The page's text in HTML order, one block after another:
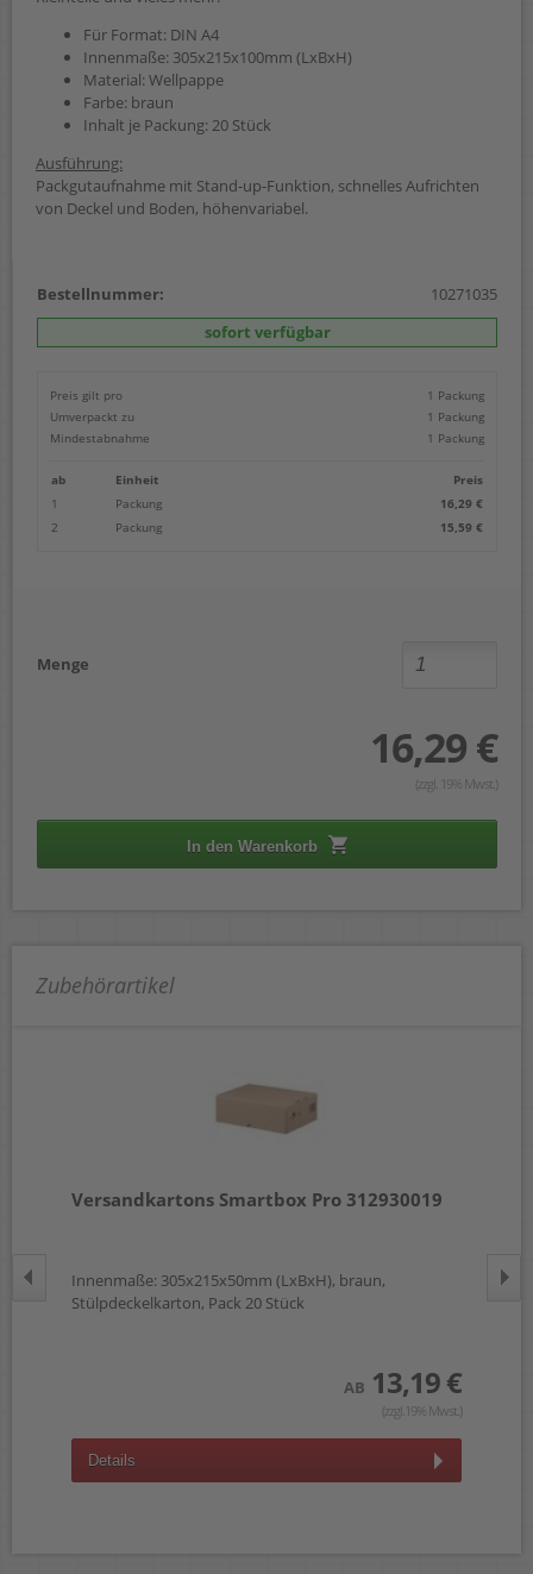
Für Format: DIN A4
Innenmaße: 305x215x100mm (LxBxH)
Material: Wellpappe
Farbe: braun
Inhalt je Packung: 20 Stück
Ausführung:
Packgutaufnahme mit Stand-up-Funktion, schnelles Aufrichten
von Deckel und Boden, höhenvariabel.
Bestellnummer:
10271035
sofort verfügbar
Preis gilt pro
1 Packung
Umverpackt zu
1 Packung
Mindestabnahme
1 Packung
ab Einheit
Preis
1
Packung
16,29 €
2
Packung 15,59 €
Menge
16,29 €
(zzgl. 19% Mwst.)
In den Warenkorb
Zubehörartikel
Versandkartons Smartbox Pro 312930019
Innenmaße: 305x215x50mm (LxBxH), braun,
Stülpdeckelkarton, Pack 20 Stück
AB 13,19 €
(zzgl.19% Mwst.)
Details